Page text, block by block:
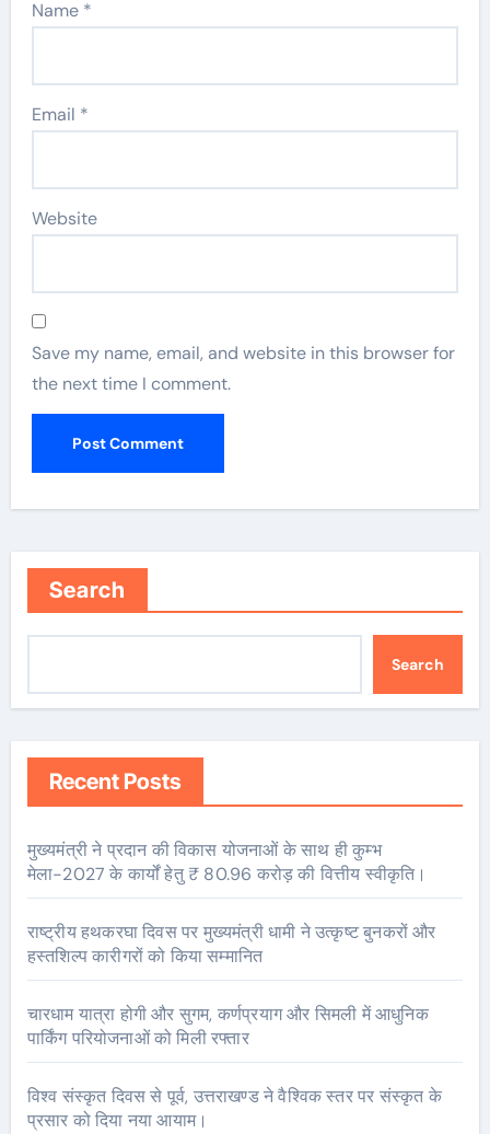
Name *
Email *
Website
Save my name, email, and website in this browser for
the next time I comment.
Search
Search
Recent Posts
मुख्यमंत्री ने प्रदान की विकास योजनाओं के साथ ही कुम्भ
मेला-2027 के कार्यों हेतु ₹ 80.96 करोड़ की वित्तीय स्वीकृति।
राष्ट्रीय हथकरघा दिवस पर मुख्यमंत्री धामी ने उत्कृष्ट बुनकरों और
हस्तशिल्प कारीगरों को किया सम्मानित
चारधाम यात्रा होगी और सुगम, कर्णप्रयाग और सिमली में आधुनिक
पार्किंग परियोजनाओं को मिली रफ्तार
विश्व संस्कृत दिवस से पूर्व, उत्तराखण्ड ने वैश्विक स्तर पर संस्कृत के
प्रसार को दिया नया आयाम।